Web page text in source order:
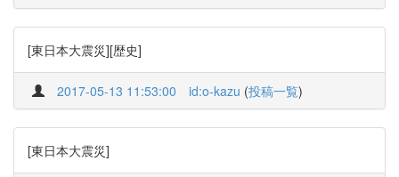
[東日本大震災][歴史]
2017-05-13 11:53:00 id:o-kazu (投稿一覧)
[東日本大震災]